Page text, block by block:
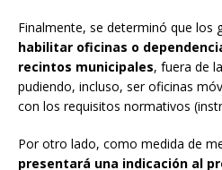
Finalmente, se determinó que los
habilitar oficinas o
recintos municipales, fuera de
pudiendo, incluso, ser oficinas
con los requisitos normativos
Por otro lado, como medida de
presentará una indicación al